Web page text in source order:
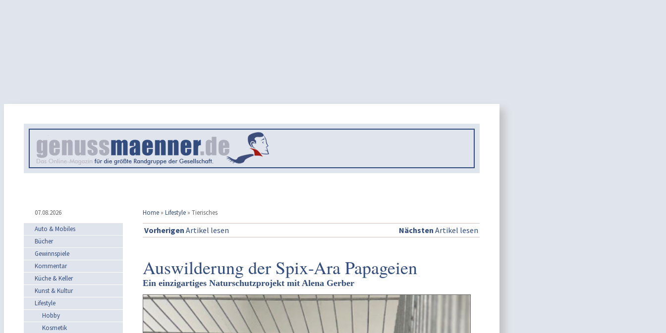
07.08.2026 Home » Lifestyle » Tierisches
Auto & Mobiles
Bücher
Gewinnspiele
Kommentar
Küche & Keller
Kunst & Kultur
Lifestyle
Hobby
Kosmetik
Vorherigen Artikel lesen Nächsten Artikel lesen
Auswilderung der Spix-Ara Papageien
Ein einzigartiges Naturschutzprojekt mit Alena Gerber